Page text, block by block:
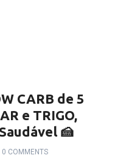
CARB de 5
e TRIGO,
🍰
0 COMMENTS